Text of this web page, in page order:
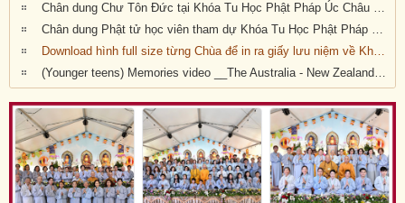
Chân dung Chư Tôn Đức tại Khóa Tu Học Phật Pháp Úc Châu kỳ 19
Chân dung Phật tử học viên tham dự Khóa Tu Học Phật Pháp Úc Châu kỳ 19 tại Canberra
Download hình full size từng Chùa để in ra giấy lưu niệm về Khóa Tu Học Phật Pháp Úc Châu Kỳ 20 (2019) tại Canberra, Úc Châu
(Younger teens) Memories video __The Australia - New Zealand 19th National Summer Retreat in Canberra (27-31 Dec 2019)